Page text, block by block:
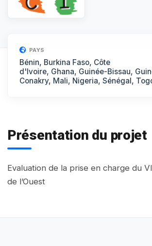
PAYS
Bénin, Burkina Faso, Côte
d'Ivoire, Ghana, Guinée-Bissau,
Conakry, Mali, Nigeria, Sénégal,
Présentation du projet
Evaluation de la prise en charge du
de l’Ouest